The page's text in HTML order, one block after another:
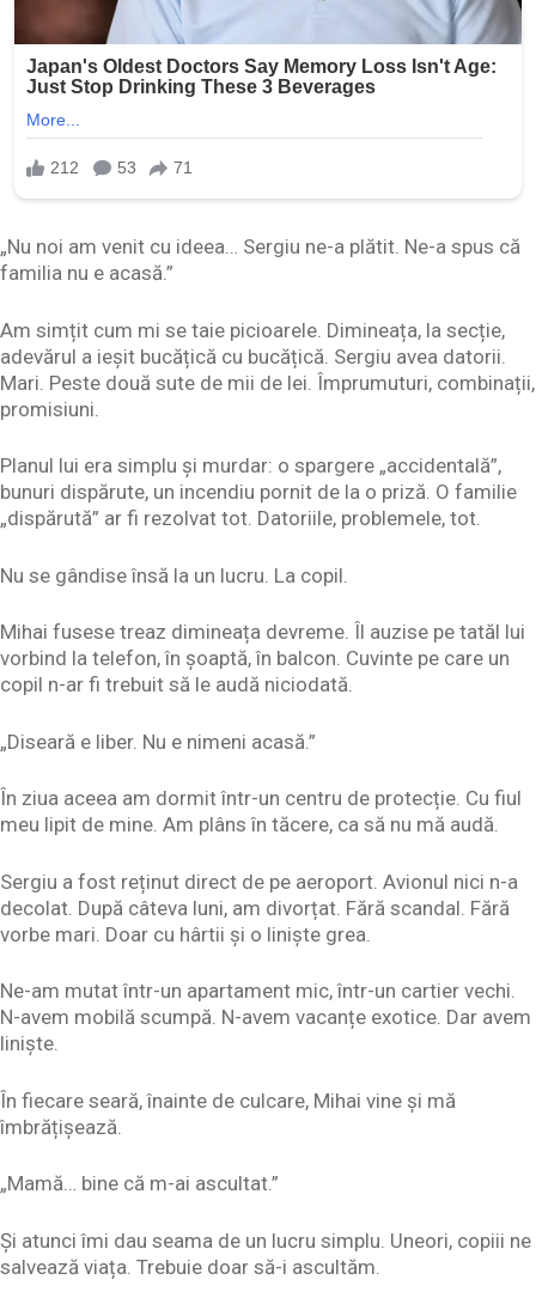
„Nu noi am venit cu ideea… Sergiu ne-a plătit. Ne-a spus că
familia nu e acasă.”
Am simțit cum mi se taie picioarele. Dimineața, la secție,
adevărul a ieșit bucățică cu bucățică. Sergiu avea datorii.
Mari. Peste două sute de mii de lei. Împrumuturi, combinații,
promisiuni.
Planul lui era simplu și murdar: o spargere „accidentală”,
bunuri dispărute, un incendiu pornit de la o priză. O familie
„dispărută” ar fi rezolvat tot. Datoriile, problemele, tot.
Nu se gândise însă la un lucru. La copil.
Mihai fusese treaz dimineața devreme. Îl auzise pe tatăl lui
vorbind la telefon, în șoaptă, în balcon. Cuvinte pe care un
copil n-ar fi trebuit să le audă niciodată.
„Diseară e liber. Nu e nimeni acasă.”
În ziua aceea am dormit într-un centru de protecție. Cu fiul
meu lipit de mine. Am plâns în tăcere, ca să nu mă audă.
Sergiu a fost reținut direct de pe aeroport. Avionul nici n-a
decolat. După câteva luni, am divorțat. Fără scandal. Fără
vorbe mari. Doar cu hârtii și o liniște grea.
Ne-am mutat într-un apartament mic, într-un cartier vechi.
N-avem mobilă scumpă. N-avem vacanțe exotice. Dar avem
liniște.
În fiecare seară, înainte de culcare, Mihai vine și mă
îmbrățișează.
„Mamă… bine că m-ai ascultat.”
Și atunci îmi dau seama de un lucru simplu. Uneori, copiii ne
salvează viața. Trebuie doar să-i ascultăm.